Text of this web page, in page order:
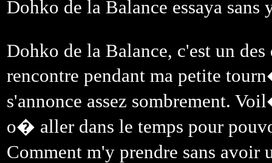
Dohko de la Balance essaya sans
Dohko de la Balance, c'est un
rencontre pendant ma petite
s'annonce assez sombrement.
o� aller dans le temps pour
Comment m'y prendre sans